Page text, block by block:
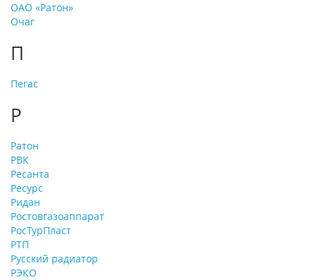
ОАО «Ратон»
Очаг
П
Пегас
Р
Ратон
РВК
Ресанта
Ресурс
Ридан
Ростовгазоаппарат
РосТурПласт
РТП
Русский радиатор
РЭКО